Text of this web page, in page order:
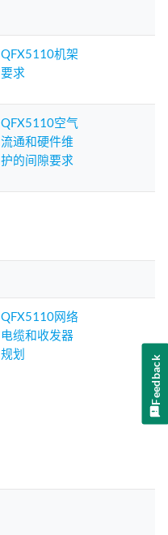
QFX5110机架
要求
QFX5110空气
流通和硬件维
护的间隙要求
QFX5110网络
电缆和收发器
规划
Feedback